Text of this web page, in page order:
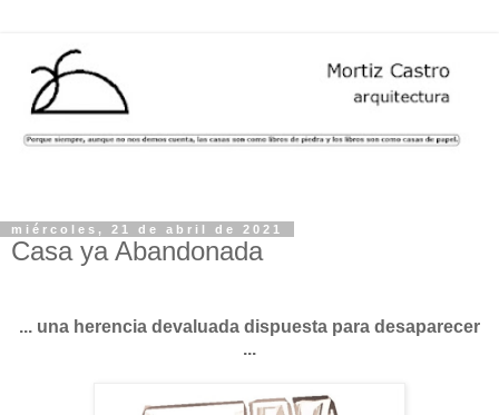
miércoles, 21 de abril de 2021
Casa ya Abandonada
... una herencia devaluada dispuesta para desaparecer
...